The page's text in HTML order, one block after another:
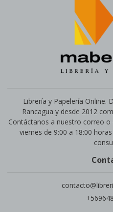
Librería y Papelería Online.
Rancagua y desde 2012
Contáctanos a nuestro correo o
viernes de 9:00 a 18:00